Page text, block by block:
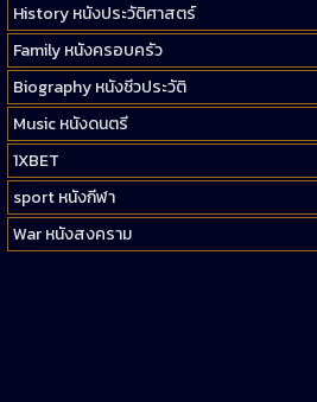
History หนังประวัติศาสตร์
Family หนังครอบครัว
Biography หนังชีวประวัติ
Music หนังดนตรี
1XBET
sport หนังกีฬา
War หนังสงคราม